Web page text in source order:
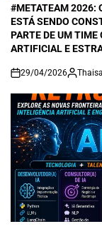
IN
#METATEAM 2026:
ESTÁ SENDO
PARTE DE UM TIME
ARTIFICIAL E
on
29/04/2026